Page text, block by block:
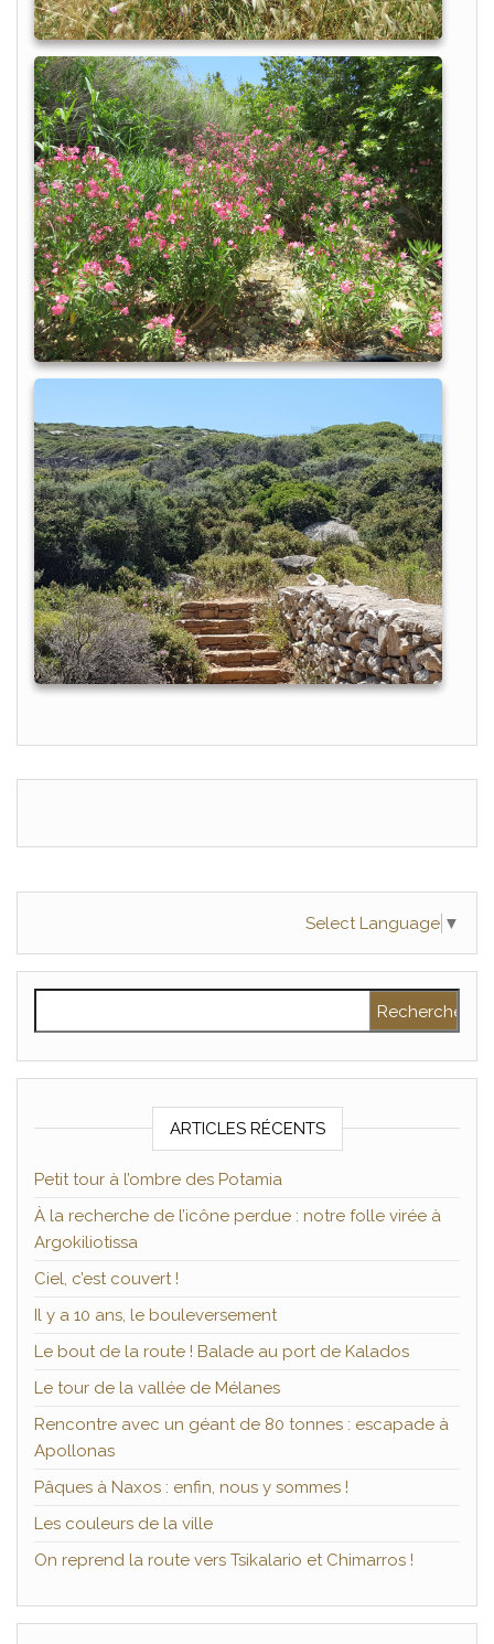
Select Language ▼
ARTICLES RÉCENTS
Petit tour à l’ombre des Potamia
À la recherche de l’icône perdue : notre folle virée à
Argokiliotissa
Ciel, c’est couvert !
Il y a 10 ans, le bouleversement
Le bout de la route ! Balade au port de Kalados
Le tour de la vallée de Mélanes
Rencontre avec un géant de 80 tonnes : escapade à
Apollonas
Pâques à Naxos : enfin, nous y sommes !
Les couleurs de la ville
On reprend la route vers Tsikalario et Chimarros !